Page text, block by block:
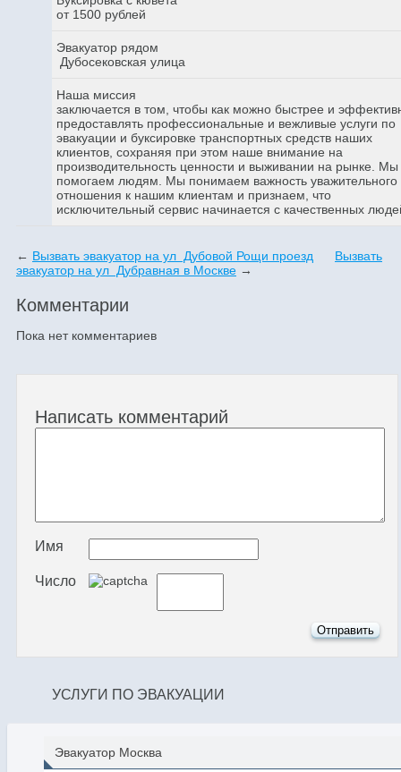
от 1500 рублей
Эвакуатор рядом
Дубосековская улица
Наша миссия
заключается в том, чтобы как можно быстрее и
предоставлять профессиональные и вежливые услуги по
эвакуации и буксировке транспортных средств наших
клиентов, сохраняя при этом наше внимание на
производительность ценности и выживании на рынке. Мы
помогаем людям. Мы понимаем важность уважительного
отношения к нашим клиентам и признаем, что
исключительный сервис начинается с качественных
← Вызвать эвакуатор на ул Дубовой Рощи проезд
Вызвать
эвакуатор на ул Дубравная в Москве →
Комментарии
Пока нет комментариев
Написать комментарий
Имя
Число
УСЛУГИ ПО ЭВАКУАЦИИ
Эвакуатор Москва